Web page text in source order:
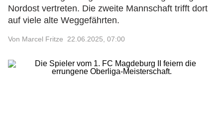
Nordost vertreten. Die zweite Mannschaft trifft dort
auf viele alte Weggefährten.
Von Marcel Fritze 22.06.2025, 07:00